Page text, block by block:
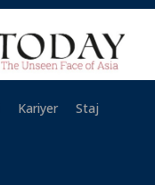
Kariyer
Staj